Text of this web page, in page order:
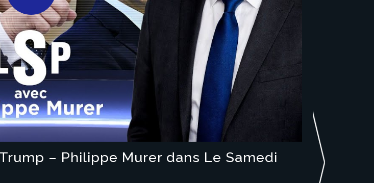
Play
Video
– Philippe Murer dans Le Samedi